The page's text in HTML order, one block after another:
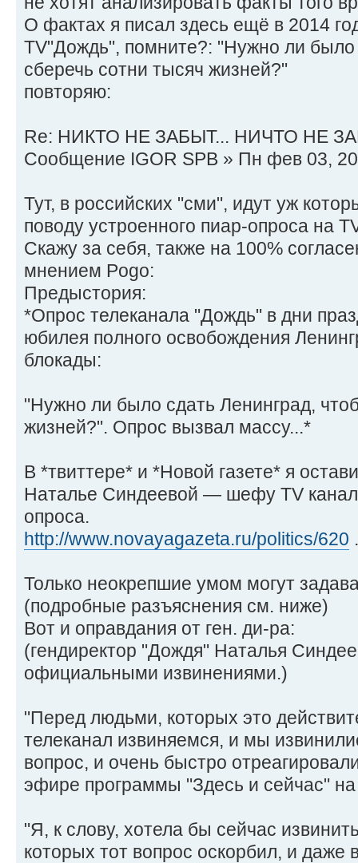
О фактах я писал здесь ещё в 2014
TV"Дождь", помните?: "Нужно ли было
сберечь сотни тысяч жизней?"
повторяю:
Re: НИКТО НЕ ЗАБЫТ... НИЧТО НЕ
Сообщение IGOR SPB » Пн фев 03,
Тут, в российских "сми", идут уж
поводу устроенного пиар-опроса на
Скажу за себя, также на 100%
мнением Pogo:
Предыстория:
*Опрос телеканала "Дождь" в дни
юбилея полного освобождения
блокады:
"Нужно ли было сдать Ленинград,
жизней?". Опрос вызвал массу...*
В *твиттере* и *Новой газете* я
Наталье Синдеевой — шефу TV
опроса.
http://www.novayagazeta.ru/politics/620
Только неокрепшие умом могут
(подробные разъяснения см. ниже)
Вот и оправдания от ген. ди-ра:
(гендиректор "Дождя" Наталья
официальными извинениями.)
"Перед людьми, которых это
телеканал извиняемся, и мы
вопрос, и очень быстро
эфире программы "Здесь и сейчас"
"Я, к слову, хотела бы сейчас
которых тот вопрос оскорбил, и даже